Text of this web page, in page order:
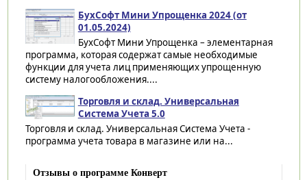
БухСофт Мини Упрощенка 2024 (от
01.05.2024)
БухСофт Мини Упрощенка – элементарная
программа, которая содержат самые необходимые
функции для учета лиц применяющих упрощенную
систему налогообложения....
Торговля и склад. Универсальная
Система Учета 5.0
Торговля и склад. Универсальная Система Учета -
программа учета товара в магазине или на...
Отзывы о программе Конверт